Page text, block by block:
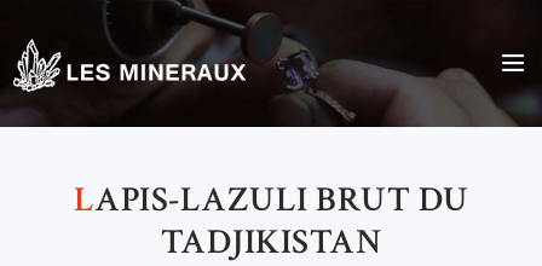
LAPIS-LAZULI BRUT DU
TADJIKISTAN